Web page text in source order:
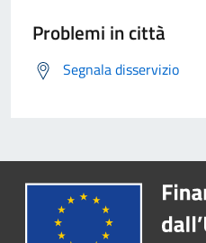
Problemi in città
Segnala disservizio